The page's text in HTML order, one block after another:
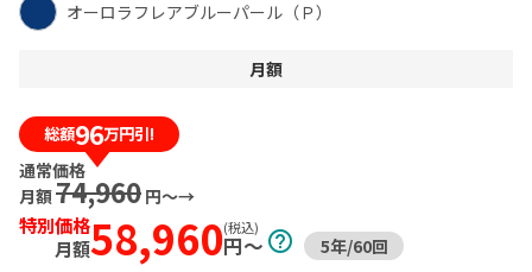
オーロラフレアブルーパール（Ｐ）
月額
通常価格
月額74,960 円〜→
総額96万円引!
特別価格
月額58,960円〜
(税込) help_outline 5年/60回